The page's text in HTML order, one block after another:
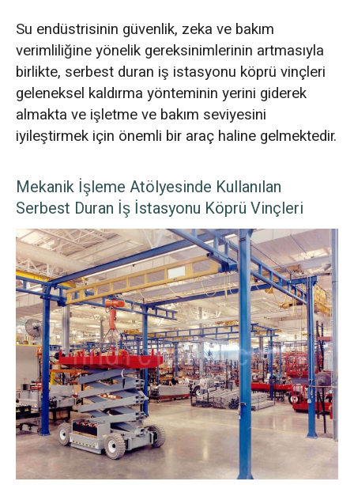
Su endüstrisinin güvenlik, zeka ve bakım
verimliliğine yönelik gereksinimlerinin artmasıyla
birlikte, serbest duran iş istasyonu köprü vinçleri
geleneksel kaldırma yönteminin yerini giderek
almakta ve işletme ve bakım seviyesini
iyileştirmek için önemli bir araç haline gelmektedir.
Mekanik İşleme Atölyesinde Kullanılan
Serbest Duran İş İstasyonu Köprü Vinçleri